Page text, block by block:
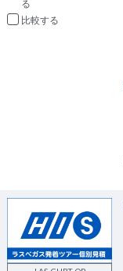
比較